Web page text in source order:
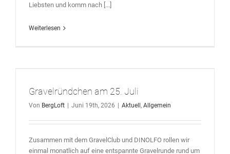
Liebsten und komm nach [...]
Weiterlesen
Gravelründchen am 25. Juli
Von BergLoft | Juni 19th, 2026 | Aktuell, Allgemein
Zusammen mit dem GravelClub und DINOLFO rollen wir
einmal monatlich auf eine entspannte Gravelrunde rund um